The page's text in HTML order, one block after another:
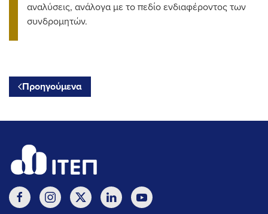
αναλύσεις, ανάλογα με το πεδίο ενδιαφέροντος των
συνδρομητών.
Προηγούμενα